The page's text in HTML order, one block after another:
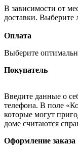
В зависимости от
доставки.
Оплата
Выберите
Покупатель
Введите данные о
телефона. В поле
которые могут
доме считаются
Оформление заказа